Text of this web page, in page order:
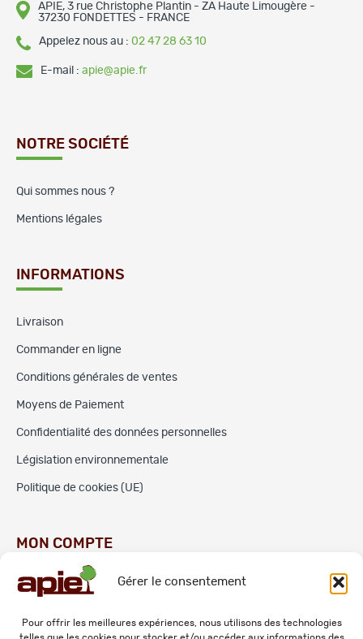
Gérer le consentement
Pour offrir les meilleures expériences, nous utilisons des technologies
APIE, 3 rue Christophe Plantin - ZA Haute Limougère -
37230 FONDETTES - FRANCE
Appelez nous au : 02 47 28 63 10
E-mail : apie@apie.fr
NOTRE SOCIÉTÉ
Qui sommes nous ?
Mentions légales
INFORMATIONS
Livraison
Commander en ligne
Conditions générales de ventes
Moyens de Paiement
Confidentialité des données personnelles
Législation environnementale
Politique de cookies (UE)
MON COMPTE
Commandes
Adresses